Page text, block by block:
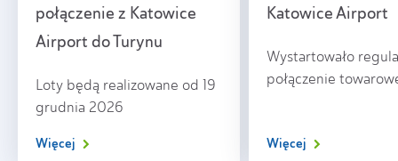
połączenie z Katowice
Airport do Turynu
Loty będą realizowane od 19
grudnia 2026
Więcej
Katowice Airport
Wystartowało
połączenie
Więcej